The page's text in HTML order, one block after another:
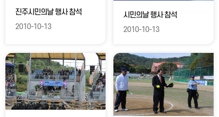
진주시민의날 행사 참석
2010-10-13
시민의날 행사 참석
2010-10-13